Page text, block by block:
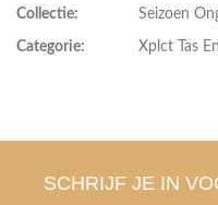
Collectie: Seizoen
Categorie: Xplct Tas
SCHRIJF JE IN